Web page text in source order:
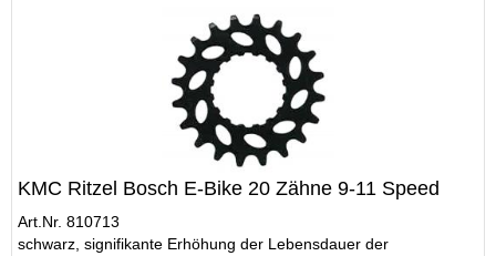
KMC Ritzel Bosch E-Bike 20 Zähne 9-11 Speed
Art.Nr. 810713
schwarz, signifikante Erhöhung der Lebensdauer der